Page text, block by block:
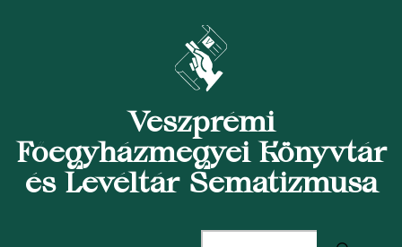
Veszprémi
Főegyházmegyei Könyvtár
és Levéltár Sematizmusa